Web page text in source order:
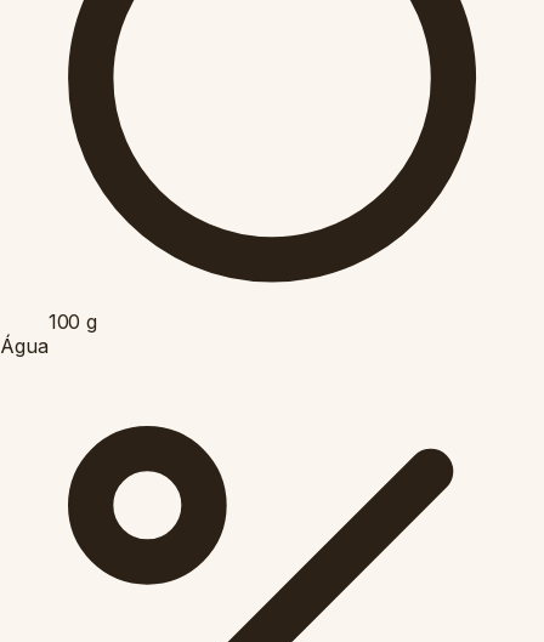
100 g
Água